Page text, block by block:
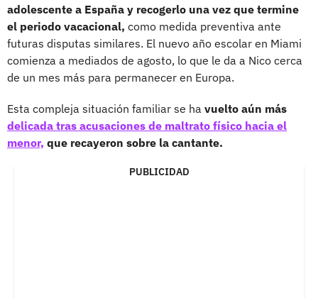
adolescente a España y recogerlo una vez que termine
el periodo vacacional, como medida preventiva ante
futuras disputas similares. El nuevo año escolar en Miami
comienza a mediados de agosto, lo que le da a Nico cerca
de un mes más para permanecer en Europa.
Esta compleja situación familiar se ha vuelto aún más
delicada tras acusaciones de maltrato físico hacia el
menor, que recayeron sobre la cantante.
PUBLICIDAD